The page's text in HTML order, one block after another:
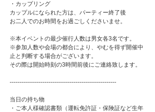
・カップリング
カップルになられた方は、パーティー終了後
お二人でのお時間をお過ごしくださいませ。
※本イベントの最少催行人数は男女各3名です。
※参加人数や会場の都合により、やむを得ず開催中
止と判断する場合がございます。
その際は開始時刻の3時間前後にご連絡致します。
-------------------------------------------------------
当日の持ち物
・ご本人様確認書類（運転免許証・保険証など生年